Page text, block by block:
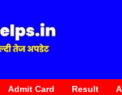
Admit Card Result